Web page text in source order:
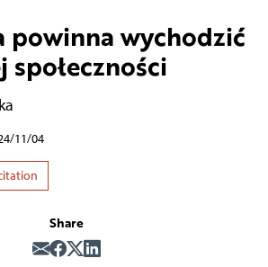
powinna wychodzić
11/04
Share